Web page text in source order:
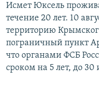
Исмет Юксель
течение 20 лет. 10
территорию
пограничный пункт
что органами ФСБ
сроком на 5 лет, до 30